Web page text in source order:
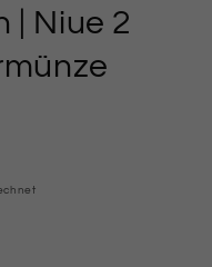
| Niue 2